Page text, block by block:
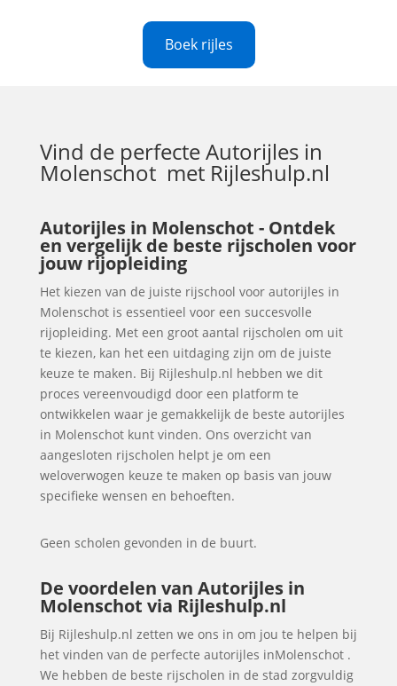
Boek rijles
Vind de perfecteAutorijles in
Molenschot met Rijleshulp.nl
Autorijles in Molenschot - Ontdek
en vergelijk de beste rijscholen voor
jouw rijopleiding
Het kiezen van de juiste rijschool voor autorijles in
Molenschot is essentieel voor een succesvolle
rijopleiding. Met een groot aantal rijscholen om uit
te kiezen, kan het een uitdaging zijn om de juiste
keuze te maken. Bij Rijleshulp.nl hebben we dit
proces vereenvoudigd door een platform te
ontwikkelen waar je gemakkelijk de beste autorijles
in Molenschot kunt vinden. Ons overzicht van
aangesloten rijscholen helpt je om een
weloverwogen keuze te maken op basis van jouw
specifieke wensen en behoeften.
Geen scholen gevonden in de buurt.
De voordelen van Autorijles in
Molenschot via Rijleshulp.nl
Bij Rijleshulp.nl zetten we ons in om jou te helpen bij
het vinden van de perfecte autorijles inMolenschot .
We hebben de beste rijscholen in de stad zorgvuldig